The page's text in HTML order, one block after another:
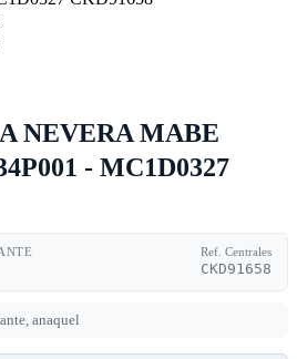
NEVERA MABE
- MC1D0327
Ref. Centrales
CKD91658
anaquel